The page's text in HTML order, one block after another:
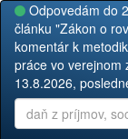
Odpovedám do
článku "Zákon o
komentár k
práce vo verejnom
13.8.2026,